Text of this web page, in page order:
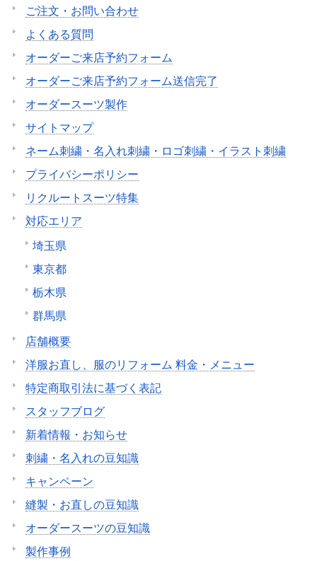
ご注文・お問い合わせ
よくある質問
オーダーご来店予約フォーム
オーダーご来店予約フォーム送信完了
オーダースーツ製作
サイトマップ
ネーム刺繍・名入れ刺繍・ロゴ刺繍・イラスト刺繍
プライバシーポリシー
リクルートスーツ特集
対応エリア
埼玉県
東京都
栃木県
群馬県
店舗概要
洋服お直し、服のリフォーム 料金・メニュー
特定商取引法に基づく表記
スタッフブログ
新着情報・お知らせ
刺繍・名入れの豆知識
キャンペーン
縫製・お直しの豆知識
オーダースーツの豆知識
製作事例